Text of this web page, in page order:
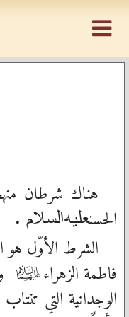
هناك شرطان
الحسنعليه‌السلام .
الشرط الأوّل هو
فاطمة الزهراءعليهما‌السلام
الوجدانية التي